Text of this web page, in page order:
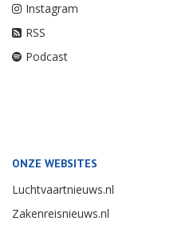
Instagram
RSS
Podcast
ONZE WEBSITES
Luchtvaartnieuws.nl
Zakenreisnieuws.nl